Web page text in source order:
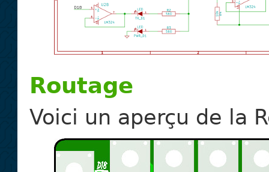
Routage
Voici un aperçu de la